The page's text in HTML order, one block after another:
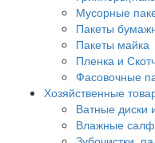
Мусорные
Пакеты
Пакеты майка
Пленка и
Фасовочные
Хозяйственные
Ватные диски
Влажные